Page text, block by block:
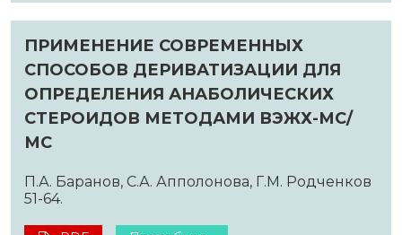
ПРИМЕНЕНИЕ СОВРЕМЕННЫХ
СПОСОБОВ ДЕРИВАТИЗАЦИИ ДЛЯ
ОПРЕДЕЛЕНИЯ АНАБОЛИЧЕСКИХ
СТЕРОИДОВ МЕТОДАМИ ВЭЖХ-МС/
МС
П.А. Баранов, С.А. Апполонова, Г.М. Родченков
51-64.